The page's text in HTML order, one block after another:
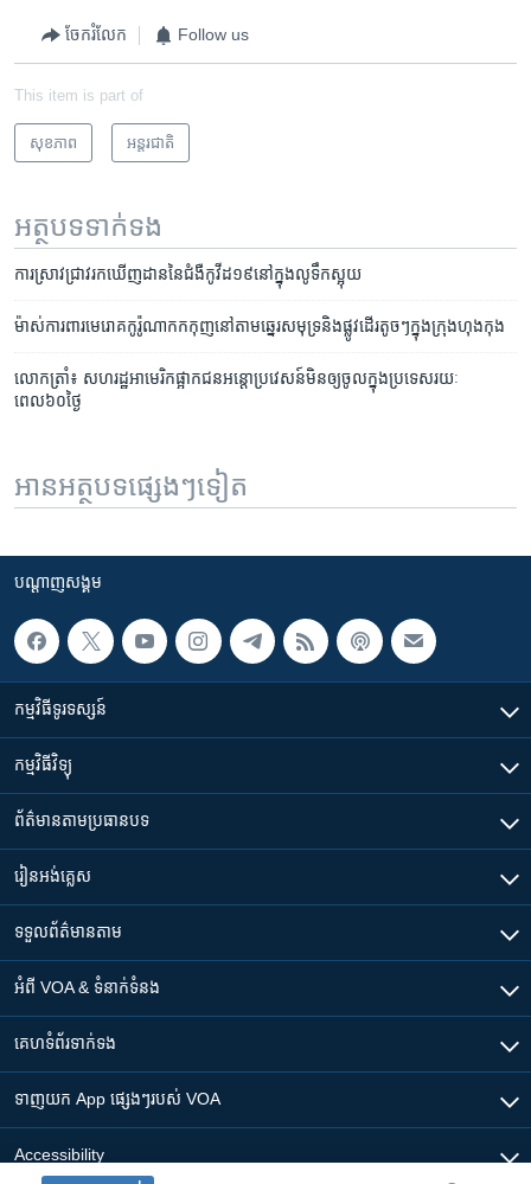
ចែករំលែក Follow us
This item is part of
សុខភាព អន្តរជាតិ
អត្ថបទ​ទាក់ទង
ការស្រាវជ្រាវ​រក​ឃើញ​​ដាន​នៃ​ជំងឺ​កូវីដ១៩​នៅ​ក្នុង​លូទឹក​ស្អុយ
ម៉ាស់ការពារមេរោគកូរ៉ូណាកកកុញនៅតាមឆ្នេរសមុទ្រនិងផ្លូវដើរតូចៗក្នុងក្រុងហុងកុង
លោកត្រាំ៖ សហរដ្ឋអាមេរិកផ្អាកជនអន្តោប្រវេសន៍មិនឲ្យចូលក្នុងប្រទេសរយៈ
ពេល៦០ថ្ងៃ
អានអត្ថបទផ្សេងៗទៀត
បណ្តាញ​សង្គម
កម្មវិធី​ទូរទស្សន៍
កម្មវិធី​វិទ្យុ
ព័ត៌មាន​តាមប្រធានបទ​
រៀន​​អង់គ្លេស
ទទួល​ព័ត៌មាន​តាម
អំពី​ VOA & ទំនាក់ទំនង
គេហទំព័រ​​ទាក់ទង
ទាញយក​ App ផ្សេងៗ​របស់​ VOA
Accessibility